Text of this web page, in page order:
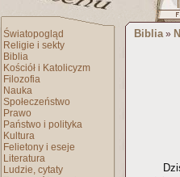
Światopogląd
Religie i sekty
Biblia
Kościół i Katolicyzm
Filozofia
Nauka
Społeczeństwo
Prawo
Państwo i polityka
Kultura
Felietony i eseje
Literatura
Ludzie, cytaty
Biblia»